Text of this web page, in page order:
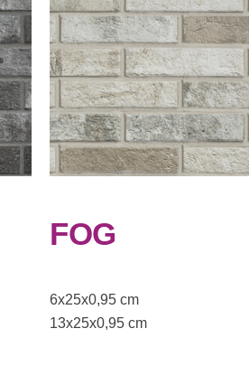
FOG
6x25x0,95 cm
13x25x0,95 cm